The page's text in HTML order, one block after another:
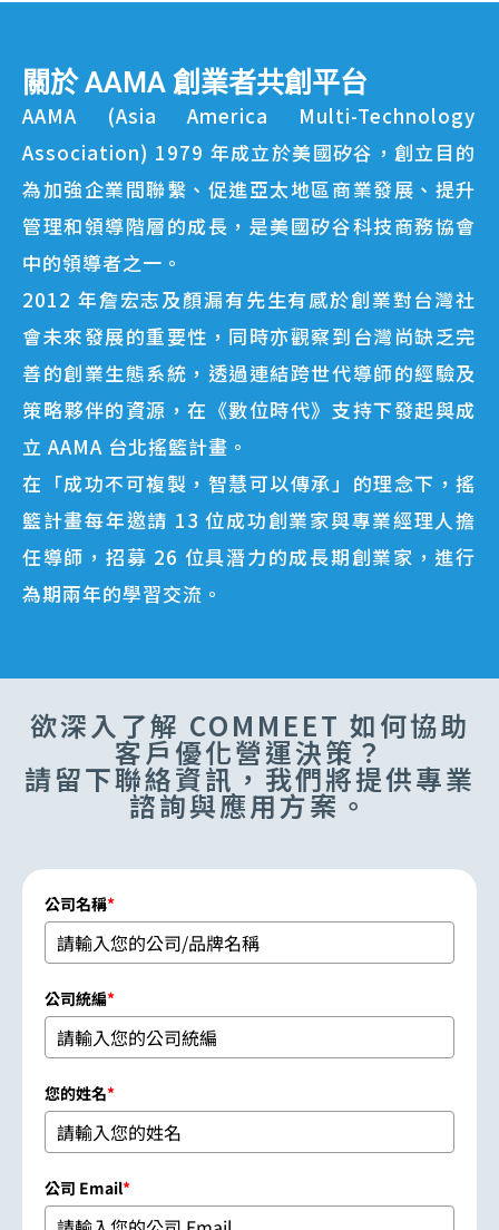
關於 AAMA 創業者共創平台
AAMA (Asia America Multi-Technology
Association) 1979 年成立於美國矽谷，創立目的
為加強企業間聯繫、促進亞太地區商業發展、提升
管理和領導階層的成長，是美國矽谷科技商務協會
中的領導者之一。
2012 年詹宏志及顏漏有先生有感於創業對台灣社
會未來發展的重要性，同時亦觀察到台灣尚缺乏完
善的創業生態系統，透過連結跨世代導師的經驗及
策略夥伴的資源，在《數位時代》支持下發起與成
立 AAMA 台北搖籃計畫。
在「成功不可複製，智慧可以傳承」的理念下，搖
籃計畫每年邀請 13 位成功創業家與專業經理人擔
任導師，招募 26 位具潛力的成長期創業家，進行
為期兩年的學習交流。
欲深入了解 COMMEET 如何協助
客戶優化營運決策？
請留下聯絡資訊，我們將提供專業
諮詢與應用方案。
公司名稱*
公司統編*
您的姓名*
公司 Email*